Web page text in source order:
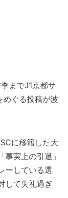
までJ1京都サ
めぐる投稿が波
に移籍した大
実上の引退」
ーしている選
して失礼過ぎ